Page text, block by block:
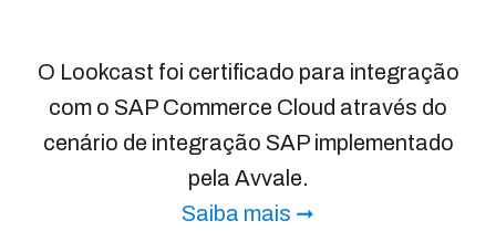
O Lookcast foi certificado para integração
com o SAP Commerce Cloud através do
cenário de integração SAP implementado
pela Avvale.
Saiba mais ➞